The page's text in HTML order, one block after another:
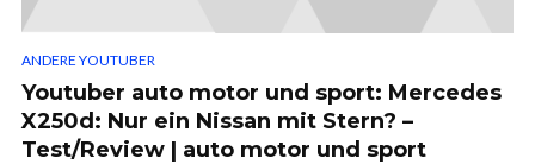
ANDERE YOUTUBER
Youtuber auto motor und sport: Mercedes
X250d: Nur ein Nissan mit Stern? –
Test/Review | auto motor und sport